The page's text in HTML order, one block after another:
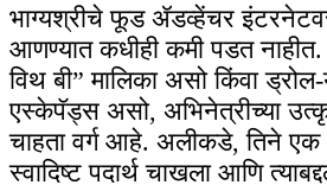
भाग्यश्रीचे फूड ॲडव्हेंचर
आणण्यात कधीही कमी पडत
विथ बी” मालिका असो किंवा
एस्केपॅड्स असो, अभिनेत्रीच्या
चाहता वर्ग आहे. अलीकडे, तिने
स्वादिष्ट पदार्थ चाखला आणि